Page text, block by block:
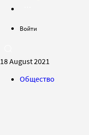
Войти
18 August 2021
Общество